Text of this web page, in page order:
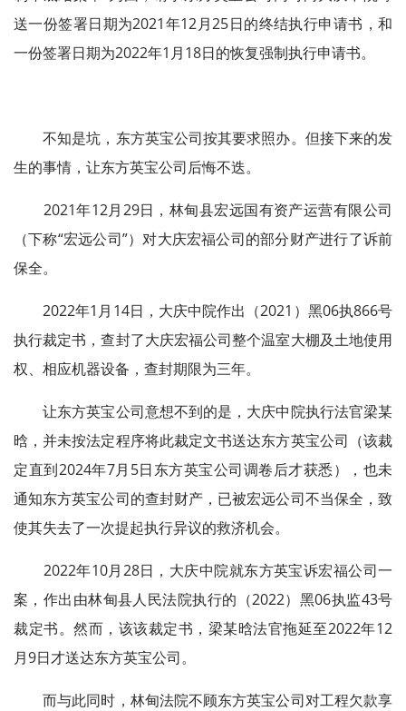
送一份签署日期为2021年12月25日的终结执行申请书，和
一份签署日期为2022年1月18日的恢复强制执行申请书。
不知是坑，东方英宝公司按其要求照办。但接下来的发
生的事情，让东方英宝公司后悔不迭。
2021年12月29日，林甸县宏远国有资产运营有限公司
（下称“宏远公司”）对大庆宏福公司的部分财产进行了诉前
保全。
2022年1月14日，大庆中院作出（2021）黑06执866号
执行裁定书，查封了大庆宏福公司整个温室大棚及土地使用
权、相应机器设备，查封期限为三年。
让东方英宝公司意想不到的是，大庆中院执行法官梁某
晗，并未按法定程序将此裁定文书送达东方英宝公司（该裁
定直到2024年7月5日东方英宝公司调卷后才获悉），也未
通知东方英宝公司的查封财产，已被宏远公司不当保全，致
使其失去了一次提起执行异议的救济机会。
2022年10月28日，大庆中院就东方英宝诉宏福公司一
案，作出由林甸县人民法院执行的（2022）黑06执监43号
裁定书。然而，该该裁定书，梁某晗法官拖延至2022年12
月9日才送达东方英宝公司。
而与此同时，林甸法院不顾东方英宝公司对工程欠款享